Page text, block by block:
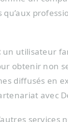
qu’aux
un utilisateur
obtenir non
diffusés en
avec